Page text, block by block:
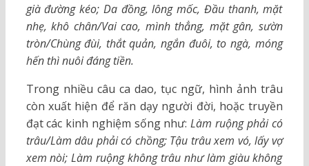
già đường kéo; Da đồng, lông mốc, Đầu thanh, mặt
nhẹ, khô chân/Vai cao, mình thẳng, mặt gân, sườn
tròn/Chùng đùi, thắt quản, ngắn đuôi, to ngà, móng
hến thì nuôi đáng tiền.
Trong nhiều câu ca dao, tục ngữ, hình ảnh trâu
còn xuất hiện để răn dạy người đời, hoặc truyền
đạt các kinh nghiệm sống như:Làm ruộng phải có
trâu/Làm dâu phải có chồng; Tậu trâu xem vó, lấy vợ
xem nòi; Làm ruộng không trâu như làm giàu không